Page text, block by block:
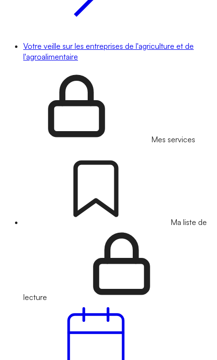
Votre veille sur les entreprises de l'agriculture et de
l'agroalimentaire
Mes services
Ma liste de
lecture